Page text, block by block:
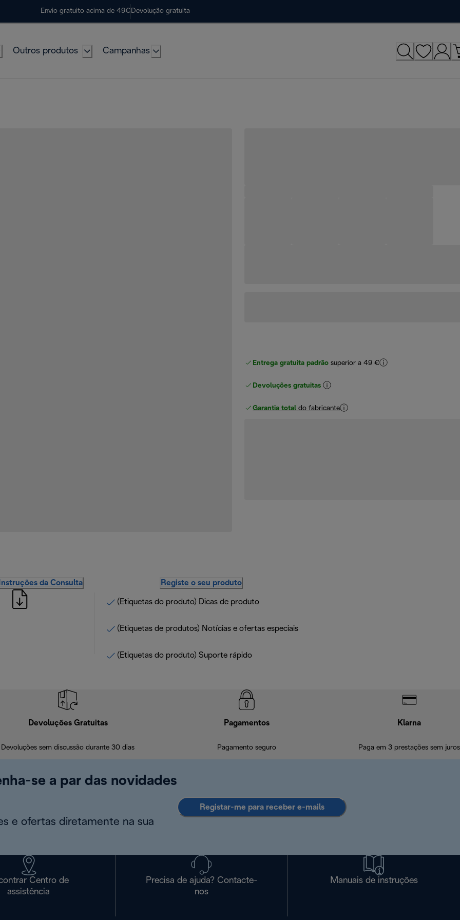
Envio gratuito acima de 49€ Devolução gratuita
Outros produtos Campanhas
Entrega gratuita padrão superior a 49 €
Devoluções gratuitas
Garantia total do fabricante
da Consulta Registe o seu produto
(Etiquetas do produto) Dicas de produto
(Etiquetas de produtos) Notícias e ofertas especiais
(Etiquetas do produto) Suporte rápido
Devoluções Gratuitas
Devoluções sem discussão durante 30 dias
Pagamentos
Pagamento seguro
Klarna
Paga em 3 prestações sem juros
se a par das novidades
e ofertas diretamente na sua
Registar-me para receber e-mails
Centro de
assistência
Precisa de ajuda? Contacte-
nos
Manuais de instruções